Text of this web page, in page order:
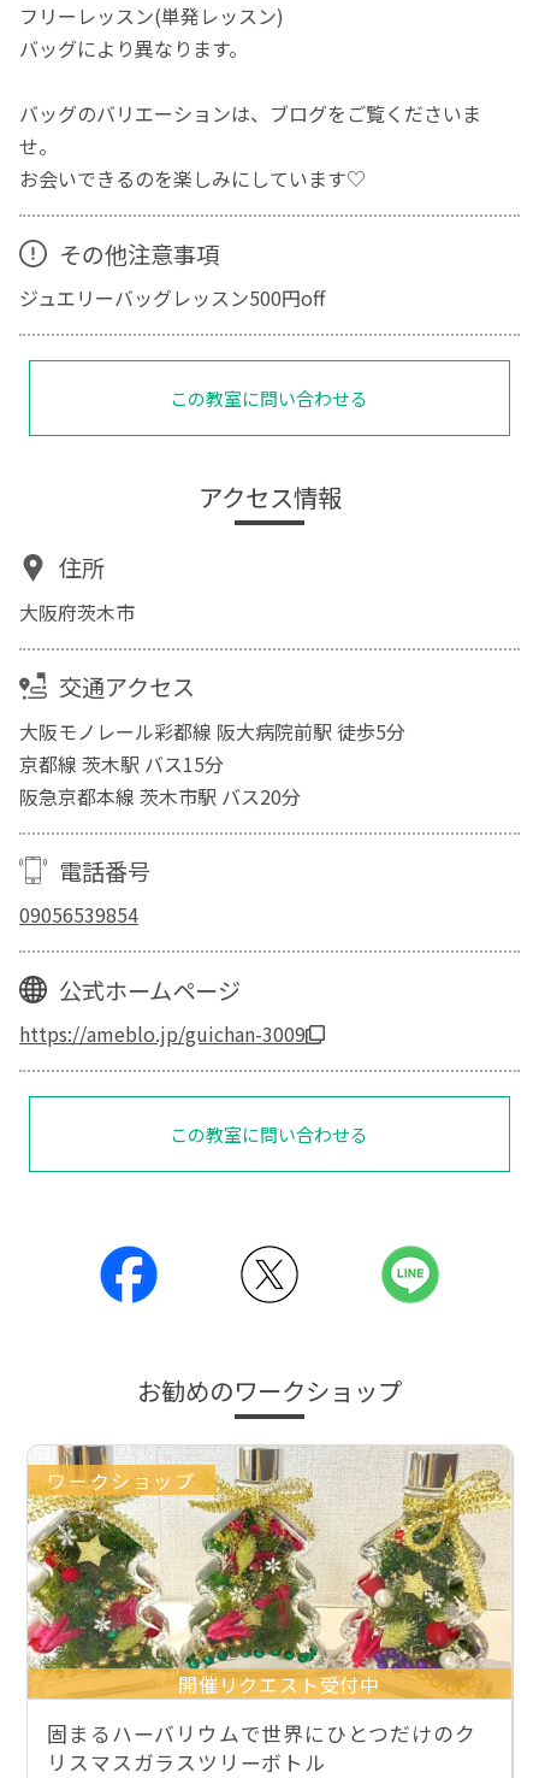
フリーレッスン(単発レッスン)
バッグにより異なります。
バッグのバリエーションは、ブログをご覧くださいま
せ。
お会いできるのを楽しみにしています♡
その他注意事項
ジュエリーバッグレッスン500円off
この教室に問い合わせる
アクセス情報
住所
大阪府茨木市
交通アクセス
大阪モノレール彩都線 阪大病院前駅 徒歩5分
京都線 茨木駅 バス15分
阪急京都本線 茨木市駅 バス20分
電話番号
09056539854
公式ホームページ
https://ameblo.jp/guichan-3009
この教室に問い合わせる
お勧めのワークショップ
ワークショップ
開催リクエスト受付中
固まるハーバリウムで世界にひとつだけのク
リスマスガラスツリーボトル